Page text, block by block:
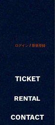
ログイン / 新規登録
TICKET
RENTAL
CONTACT